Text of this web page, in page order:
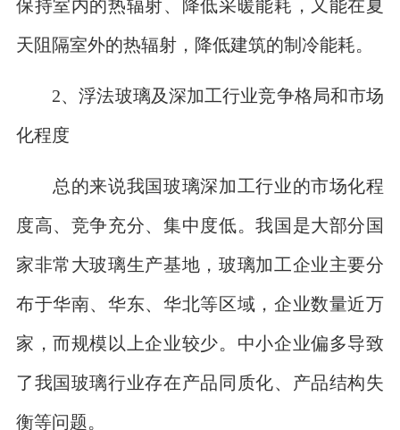
保持室内的热辐射、降低采暖能耗，又能在夏
天阻隔室外的热辐射，降低建筑的制冷能耗。
2、浮法玻璃及深加工行业竞争格局和市场
化程度
总的来说我国玻璃深加工行业的市场化程
度高、竞争充分、集中度低。我国是大部分国
家非常大玻璃生产基地，玻璃加工企业主要分
布于华南、华东、华北等区域，企业数量近万
家，而规模以上企业较少。中小企业偏多导致
了我国玻璃行业存在产品同质化、产品结构失
衡等问题。